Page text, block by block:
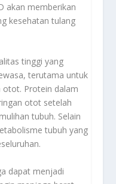
akan memberikan
kesehatan tulang
tinggi yang
terutama untuk
otot. Protein dalam
otot setelah
tubuh. Selain
tubuh yang
dapat menjadi